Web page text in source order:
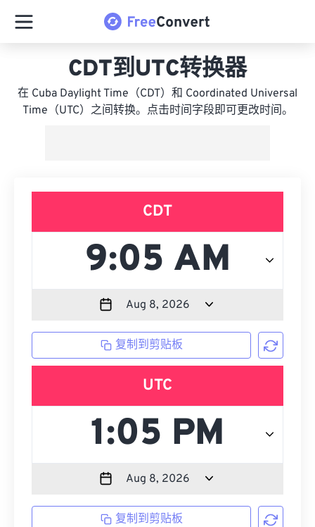
CDT到UTC转换器
在 Cuba Daylight Time（CDT）和 Coordinated Universal
Time（UTC）之间转换。点击时间字段即可更改时间。
CDT
复制到剪贴板
UTC
复制到剪贴板